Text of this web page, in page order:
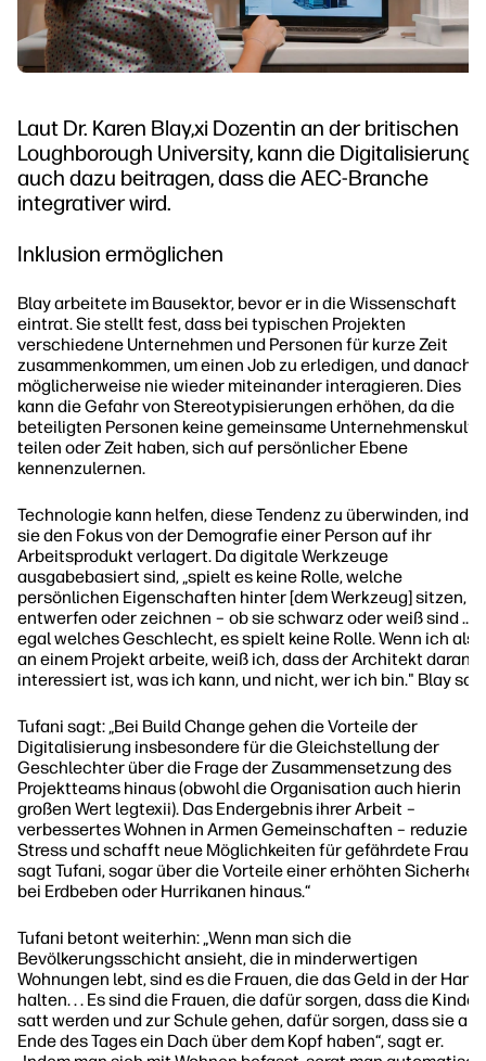
Laut Dr. Karen Blay,xi Dozentin an der britischen
Loughborough University, kann die Digitalisierung
auch dazu beitragen, dass die AEC-Branche
integrativer wird.
Inklusion ermöglichen
Blay arbeitete im Bausektor, bevor er in die Wissenschaft
eintrat. Sie stellt fest, dass bei typischen Projekten
verschiedene Unternehmen und Personen für kurze Zeit
zusammenkommen, um einen Job zu erledigen, und danach
möglicherweise nie wieder miteinander interagieren. Dies
kann die Gefahr von Stereotypisierungen erhöhen, da die
beteiligten Personen keine gemeinsame
teilen oder Zeit haben, sich auf persönlicher Ebene
kennenzulernen.
Technologie kann helfen, diese Tendenz zu überwinden,
sie den Fokus von der Demografie einer Person auf ihr
Arbeitsprodukt verlagert. Da digitale Werkzeuge
ausgabebasiert sind, „spielt es keine Rolle, welche
persönlichen Eigenschaften hinter [dem Werkzeug] sitzen,
entwerfen oder zeichnen – ob sie schwarz oder weiß sind …
egal welches Geschlecht, es spielt keine Rolle. Wenn ich also
an einem Projekt arbeite, weiß ich, dass der Architekt daran
interessiert ist, was ich kann, und nicht, wer ich bin." Blay
Tufani sagt: „Bei Build Change gehen die Vorteile der
Digitalisierung insbesondere für die Gleichstellung der
Geschlechter über die Frage der Zusammensetzung des
Projektteams hinaus (obwohl die Organisation auch hierin
großen Wert legtexii). Das Endergebnis ihrer Arbeit –
verbessertes Wohnen in Armen Gemeinschaften – reduziert
Stress und schafft neue Möglichkeiten für gefährdete
sagt Tufani, sogar über die Vorteile einer erhöhten Sicherheit
bei Erdbeben oder Hurrikanen hinaus.“
Tufani betont weiterhin: „Wenn man sich die
Bevölkerungsschicht ansieht, die in minderwertigen
Wohnungen lebt, sind es die Frauen, die das Geld in der Hand
halten. . . Es sind die Frauen, die dafür sorgen, dass die Kinder
satt werden und zur Schule gehen, dafür sorgen, dass sie am
Ende des Tages ein Dach über dem Kopf haben“, sagt er.